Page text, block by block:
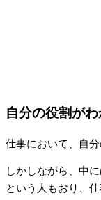
自分の役割が
仕事において、自
しかしながら、中
という人もおり、